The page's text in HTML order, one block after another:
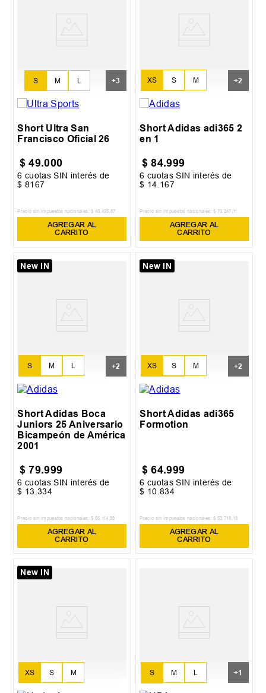
S M L +3
Short Ultra San
Francisco Oficial 26
$ 49.000
6 cuotas SIN interés de
$ 8167
Precio sin impuestos nacionales: $ 40 495 87
AGREGAR AL
CARRITO
XS S M
L XL
+2
Short Adidas adi365 2
en 1
$ 84.999
6 cuotas SIN interés de
$ 14 167
Precio sin impuestos nacionales: $ 70 247 11
AGREGAR AL
CARRITO
New IN
S M L
XL XXL
+2
Short Adidas Boca
Juniors 25 Aniversario
Bicampeón de América
2001
$ 79.999
6 cuotas SIN interés de
$ 13 .334
Precio sin impuestos nacionales: $ 66 114 88
AGREGAR AL
CARRITO
New IN
XS S M
L XL
+2
Short Adidas adi365
Formotion
$ 64.999
6 cuotas SIN interés de
$ 10 .834
Precio sin impuestos nacionales: $ 53 718 18
AGREGAR AL
CARRITO
New IN
XS S M S M L +1